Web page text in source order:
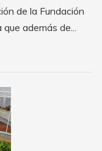
de la Fundación
además de...